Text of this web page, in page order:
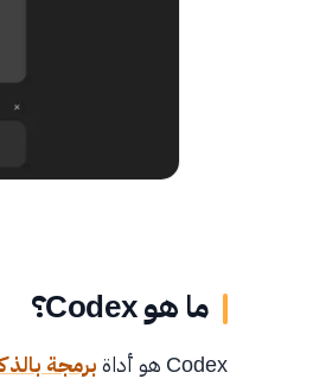
ما هو Codex؟
Codex هو أداة برمجة